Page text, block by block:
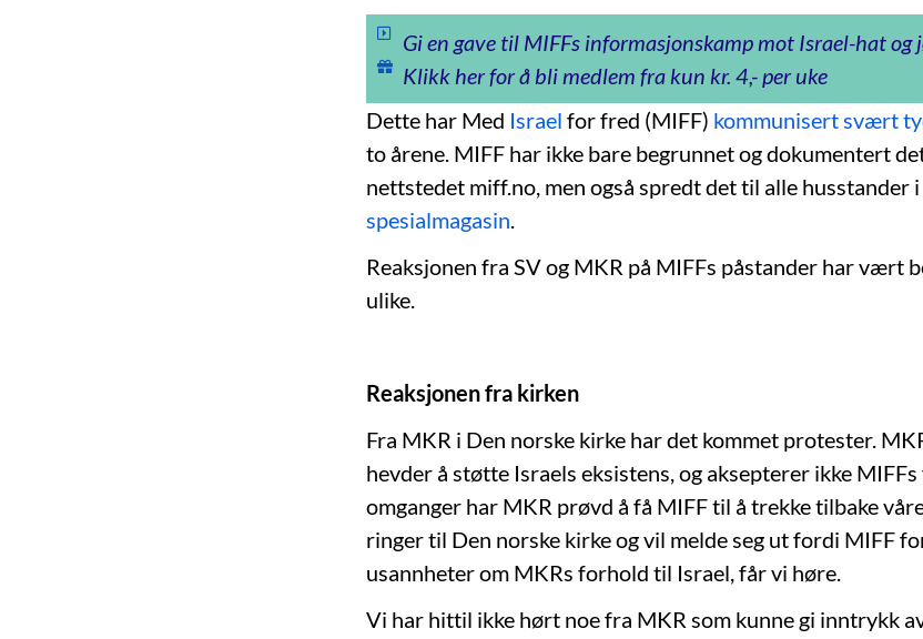
Gi en gave til MIFFs informasjonskamp mot Israel-hat
Klikk her for å bli medlem fra kun kr. 4,- per uke
Dette har Med Israel for fred (MIFF) kommunisert svært
to årene. MIFF har ikke bare begrunnet og dokumentert
nettstedet miff.no, men også spredt det til alle husstander
spesialmagasin
Reaksjonen fra SV og MKR på MIFFs påstander har vært
ulike.
Reaksjonen fra kirken
Fra MKR i Den norske kirke har det kommet protester.
hevder å støtte Israels eksistens, og aksepterer ikke
omganger har MKR prøvd å få MIFF til å trekke tilbake
ringer til Den norske kirke og vil melde seg ut fordi MIFF
usannheter om MKRs forhold til Israel, får vi høre.
Vi har hittil ikke hørt noe fra MKR som kunne gi inntrykk